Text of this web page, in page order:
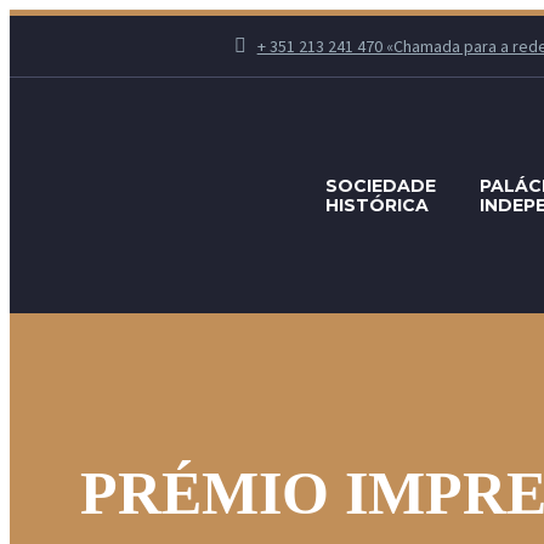
+ 351 213 241 470 «Chamada para a
SOCIEDADE
HISTÓRICA
PRÉMIO